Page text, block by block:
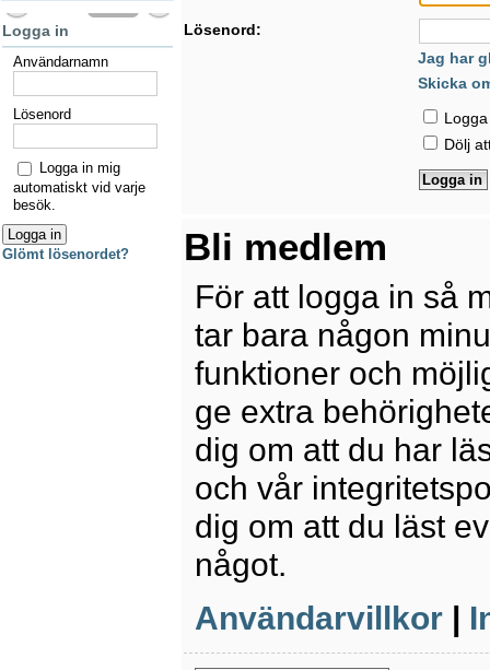
Lösenord:
Jag har
Skicka
Dölj
Bli medlem
För att logga in så
tar bara någon
funktioner och
ge extra
dig om att du har
och vår
dig om att du läst
något.
Användarvillkor |
Logga in
Användarnamn
Lösenord
Logga in mig
automatiskt vid varje
besök.
Glömt lösenordet?